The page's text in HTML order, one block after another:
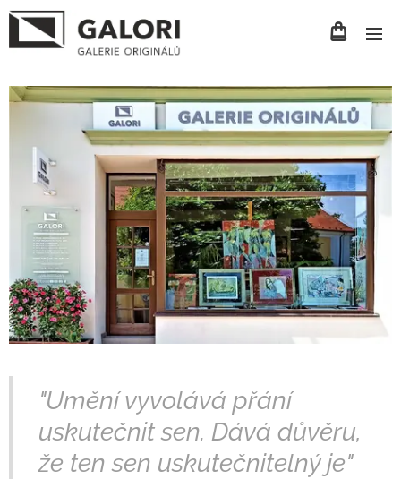
"Umění vyvolává přání
uskutečnit sen. Dává důvěru,
že ten sen uskutečnitelný je"